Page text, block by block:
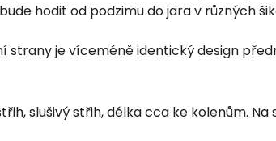
hodit od podzimu do jara v různých
je víceméně identický design
slušivý střih, délka cca ke kolenům.